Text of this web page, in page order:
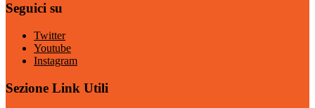
Seguici su
Twitter
Youtube
Instagram
Sezione Link Utili